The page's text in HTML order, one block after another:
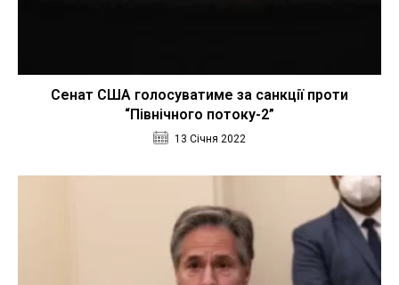
Сенат США голосуватиме за санкції проти
“Північного потоку-2”
13 Січня 2022